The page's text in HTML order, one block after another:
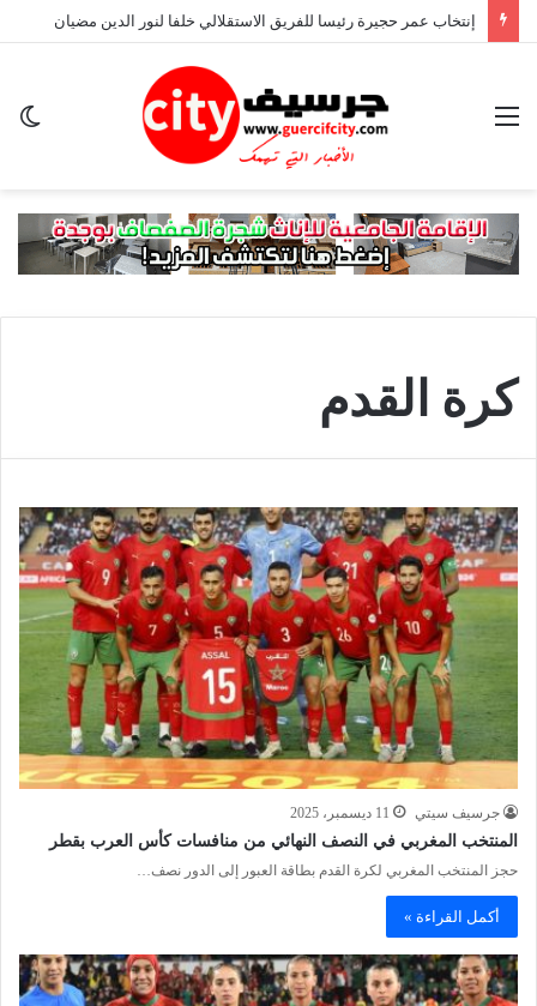
إنتخاب عمر حجيرة رئيسا للفريق الاستقلالي خلفا لنور الدين مضيان
كرة القدم
جرسيف سيتي 11 ديسمبر، 2025
المنتخب المغربي في النصف النهائي من منافسات كأس العرب بقطر
حجز المنتخب المغربي لكرة القدم بطاقة العبور إلى الدور نصف…
أكمل القراءة »